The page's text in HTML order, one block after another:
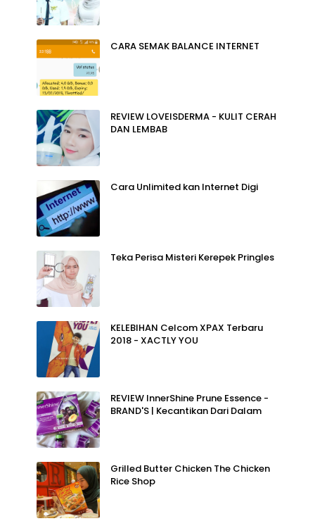
CARA SEMAK BALANCE INTERNET
REVIEW LOVEISDERMA - KULIT CERAH
DAN LEMBAB
Cara Unlimited kan Internet Digi
Teka Perisa Misteri Kerepek Pringles
KELEBIHAN Celcom XPAX Terbaru
2018 - XACTLY YOU
REVIEW InnerShine Prune Essence -
BRAND'S | Kecantikan Dari Dalam
Grilled Butter Chicken The Chicken
Rice Shop